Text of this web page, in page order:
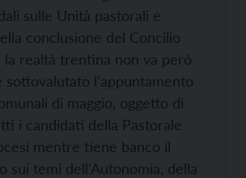
sulle Unità pastorali e
conclusione del Concilio
la realtà trentina non va però
sottovalutato l'appuntamento
di maggio, oggetto di
i candidati della Pastorale
mentre tiene banco il
sui temi dell'Autonomia, della